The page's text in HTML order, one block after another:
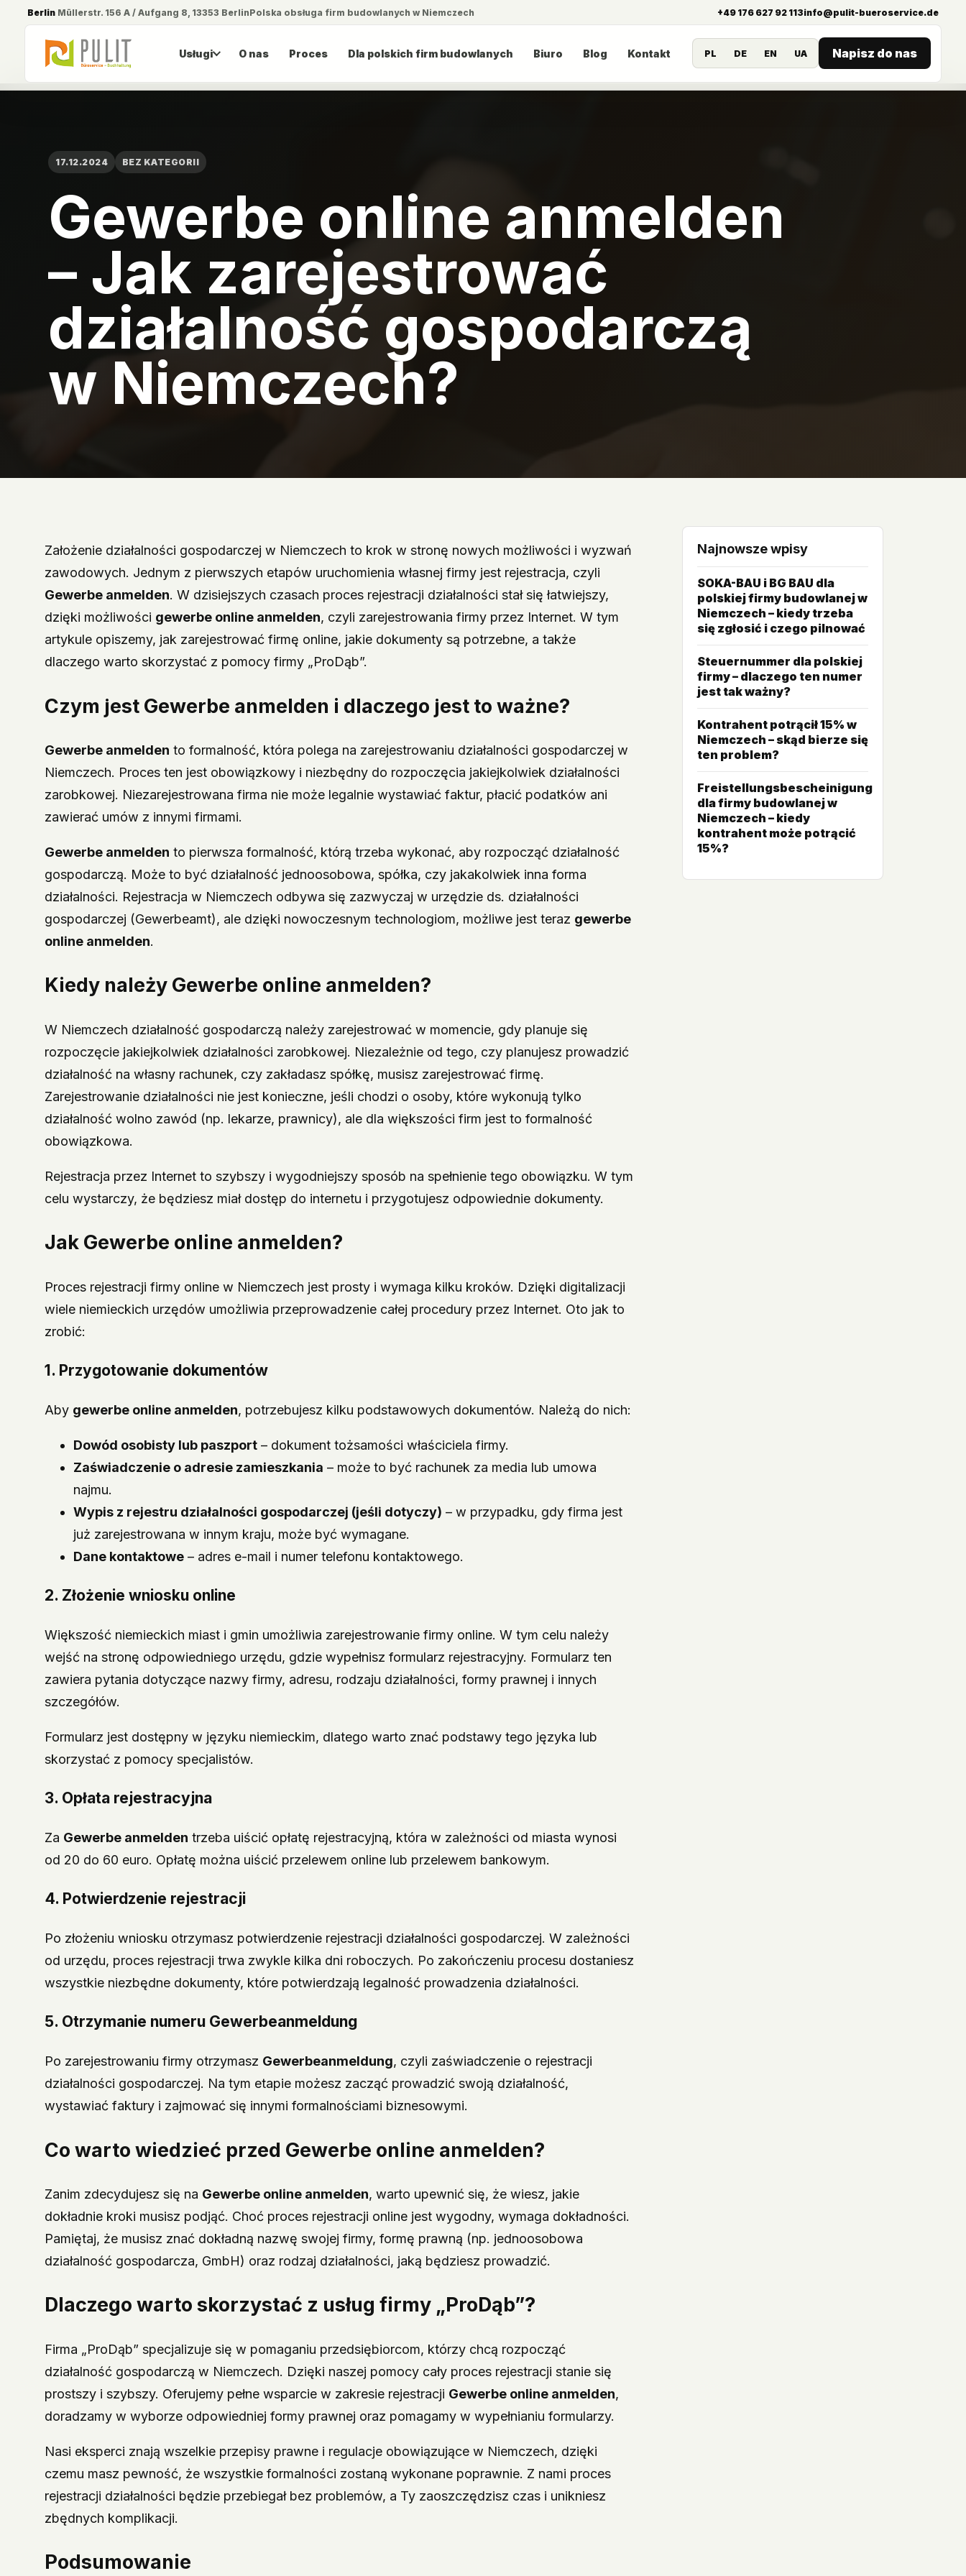
BerlinMüllerstr. 156 A / Aufgang 8, 13353 BerlinPolska obsługa firm budowlanych w Niemczech +49 176 627 92 113info@pulit-bueroservice.de
Usługi O nas Proces Dla polskich firm budowlanych Biuro Blog Kontakt PL DE EN UA Napisz do nas
17.12.2024 BEZ KATEGORII
Gewerbe online anmelden
– Jak zarejestrować
działalność gospodarczą
w Niemczech?
Założenie działalności gospodarczej w Niemczech to krok w stronę nowych możliwości i wyzwań
zawodowych. Jednym z pierwszych etapów uruchomienia własnej firmy jest rejestracja, czyli
Gewerbe anmelden. W dzisiejszych czasach proces rejestracji działalności stał się łatwiejszy,
dzięki możliwości gewerbe online anmelden, czyli zarejestrowania firmy przez Internet. W tym
artykule opiszemy, jak zarejestrować firmę online, jakie dokumenty są potrzebne, a także
dlaczego warto skorzystać z pomocy firmy „ProDąb”.
Czym jest Gewerbe anmelden i dlaczego jest to ważne?
Gewerbe anmelden to formalność, która polega na zarejestrowaniu działalności gospodarczej w
Niemczech. Proces ten jest obowiązkowy i niezbędny do rozpoczęcia jakiejkolwiek działalności
zarobkowej. Niezarejestrowana firma nie może legalnie wystawiać faktur, płacić podatków ani
zawierać umów z innymi firmami.
Gewerbe anmelden to pierwsza formalność, którą trzeba wykonać, aby rozpocząć działalność
gospodarczą. Może to być działalność jednoosobowa, spółka, czy jakakolwiek inna forma
działalności. Rejestracja w Niemczech odbywa się zazwyczaj w urzędzie ds. działalności
gospodarczej (Gewerbeamt), ale dzięki nowoczesnym technologiom, możliwe jest teraz gewerbe
online anmelden.
Kiedy należy Gewerbe online anmelden?
W Niemczech działalność gospodarczą należy zarejestrować w momencie, gdy planuje się
rozpoczęcie jakiejkolwiek działalności zarobkowej. Niezależnie od tego, czy planujesz prowadzić
działalność na własny rachunek, czy zakładasz spółkę, musisz zarejestrować firmę.
Zarejestrowanie działalności nie jest konieczne, jeśli chodzi o osoby, które wykonują tylko
działalność wolno zawód (np. lekarze, prawnicy), ale dla większości firm jest to formalność
obowiązkowa.
Rejestracja przez Internet to szybszy i wygodniejszy sposób na spełnienie tego obowiązku. W tym
celu wystarczy, że będziesz miał dostęp do internetu i przygotujesz odpowiednie dokumenty.
Jak Gewerbe online anmelden?
Proces rejestracji firmy online w Niemczech jest prosty i wymaga kilku kroków. Dzięki digitalizacji
wiele niemieckich urzędów umożliwia przeprowadzenie całej procedury przez Internet. Oto jak to
zrobić:
1. Przygotowanie dokumentów
Aby gewerbe online anmelden, potrzebujesz kilku podstawowych dokumentów. Należą do nich:
Dowód osobisty lub paszport – dokument tożsamości właściciela firmy.
Zaświadczenie o adresie zamieszkania – może to być rachunek za media lub umowa
najmu.
Wypis z rejestru działalności gospodarczej (jeśli dotyczy) – w przypadku, gdy firma jest
już zarejestrowana w innym kraju, może być wymagane.
Dane kontaktowe – adres e-mail i numer telefonu kontaktowego.
2. Złożenie wniosku online
Większość niemieckich miast i gmin umożliwia zarejestrowanie firmy online. W tym celu należy
wejść na stronę odpowiedniego urzędu, gdzie wypełnisz formularz rejestracyjny. Formularz ten
zawiera pytania dotyczące nazwy firmy, adresu, rodzaju działalności, formy prawnej i innych
szczegółów.
Formularz jest dostępny w języku niemieckim, dlatego warto znać podstawy tego języka lub
skorzystać z pomocy specjalistów.
3. Opłata rejestracyjna
Za Gewerbe anmelden trzeba uiścić opłatę rejestracyjną, która w zależności od miasta wynosi
od 20 do 60 euro. Opłatę można uiścić przelewem online lub przelewem bankowym.
4. Potwierdzenie rejestracji
Po złożeniu wniosku otrzymasz potwierdzenie rejestracji działalności gospodarczej. W zależności
od urzędu, proces rejestracji trwa zwykle kilka dni roboczych. Po zakończeniu procesu dostaniesz
wszystkie niezbędne dokumenty, które potwierdzają legalność prowadzenia działalności.
5. Otrzymanie numeru Gewerbeanmeldung
Po zarejestrowaniu firmy otrzymasz Gewerbeanmeldung, czyli zaświadczenie o rejestracji
działalności gospodarczej. Na tym etapie możesz zacząć prowadzić swoją działalność,
wystawiać faktury i zajmować się innymi formalnościami biznesowymi.
Co warto wiedzieć przed Gewerbe online anmelden?
Zanim zdecydujesz się na Gewerbe online anmelden, warto upewnić się, że wiesz, jakie
dokładnie kroki musisz podjąć. Choć proces rejestracji online jest wygodny, wymaga dokładności.
Pamiętaj, że musisz znać dokładną nazwę swojej firmy, formę prawną (np. jednoosobowa
działalność gospodarcza, GmbH) oraz rodzaj działalności, jaką będziesz prowadzić.
Dlaczego warto skorzystać z usług firmy „ProDąb”?
Firma „ProDąb” specjalizuje się w pomaganiu przedsiębiorcom, którzy chcą rozpocząć
działalność gospodarczą w Niemczech. Dzięki naszej pomocy cały proces rejestracji stanie się
prostszy i szybszy. Oferujemy pełne wsparcie w zakresie rejestracji Gewerbe online anmelden,
doradzamy w wyborze odpowiedniej formy prawnej oraz pomagamy w wypełnianiu formularzy.
Nasi eksperci znają wszelkie przepisy prawne i regulacje obowiązujące w Niemczech, dzięki
czemu masz pewność, że wszystkie formalności zostaną wykonane poprawnie. Z nami proces
rejestracji działalności będzie przebiegał bez problemów, a Ty zaoszczędzisz czas i unikniesz
zbędnych komplikacji.
Podsumowanie
Najnowsze wpisy
SOKA-BAU i BG BAU dla
polskiej firmy budowlanej w
Niemczech – kiedy trzeba
się zgłosić i czego pilnować
Steuernummer dla polskiej
firmy – dlaczego ten numer
jest tak ważny?
Kontrahent potrącił 15% w
Niemczech – skąd bierze się
ten problem?
Freistellungsbescheinigung
dla firmy budowlanej w
Niemczech – kiedy
kontrahent może potrącić
15%?